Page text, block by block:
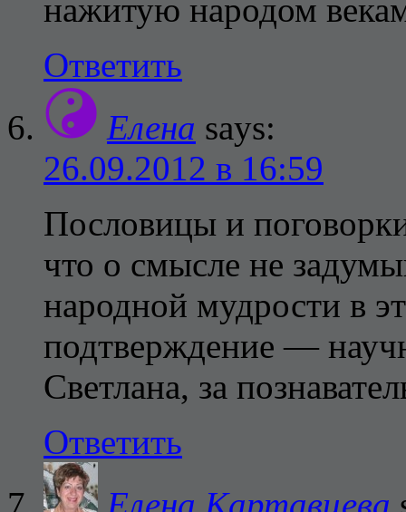
нажитую народом
Ответить
Елена says:
26.09.2012 в 16:59
Пословицы и
что о смысле не
народной мудрости в
подтверждение —
Светлана, за
Ответить
Елена Картавцева